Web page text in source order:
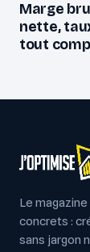
Marge
nette,
tout
Le
concrets :
sans jargon